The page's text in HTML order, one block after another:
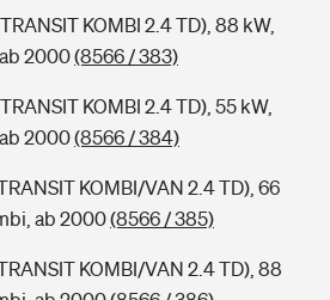
KOMBI 2.4 TD), 88 kW,
2000(8566 / 383)
KOMBI 2.4 TD), 55 kW,
2000(8566 / 384)
KOMBI/VAN 2.4 TD), 66
ab 2000(8566 / 385)
KOMBI/VAN 2.4 TD), 88